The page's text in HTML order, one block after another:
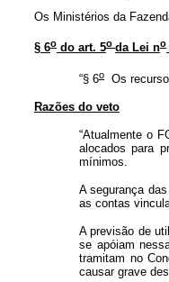
Os Ministérios da
§ 6o do art. 5o da Lei no
“§ 6o Os
Razões do veto
“Atualmente o
alocados para
mínimos.
A segurança
as contas
A previsão de
se apóiam
tramitam no
causar grave